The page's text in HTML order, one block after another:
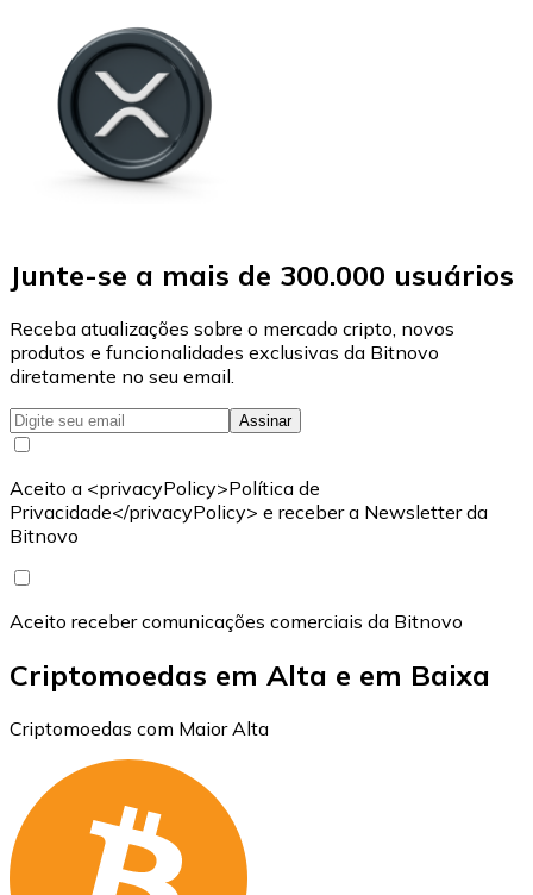
Junte-se a mais de 300.000 usuários
Receba atualizações sobre o mercado cripto, novos
produtos e funcionalidades exclusivas da Bitnovo
diretamente no seu email.
Assinar
Aceito a <privacyPolicy>Política de
Privacidade</privacyPolicy> e receber a Newsletter da
Bitnovo
Aceito receber comunicações comerciais da Bitnovo
Criptomoedas em Alta e em Baixa
Criptomoedas com Maior Alta